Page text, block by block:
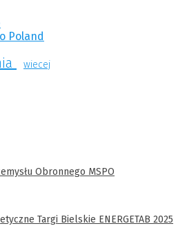
wiecej
Obronnego MSPO
Targi Bielskie ENERGETAB 2025